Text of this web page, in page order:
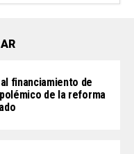
financiamiento de
de la reforma